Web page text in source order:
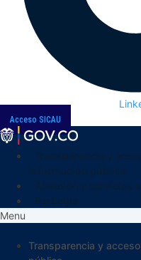
Acceso SICAU
Menu
Transparencia y